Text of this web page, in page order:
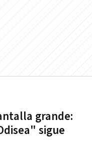
grande:
sigue